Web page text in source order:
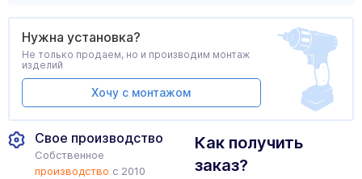
Свое производство
Собственное
производство с 2010
Как получить
заказ?
Нужна установка?
Не только продаем, но и производим монтаж
изделий
Хочу с монтажом